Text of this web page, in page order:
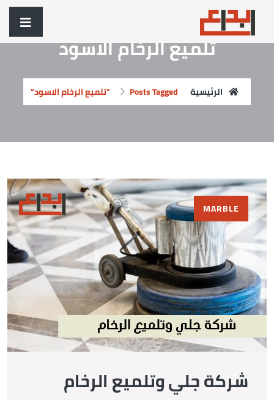
تلميع الرخام الاسود
الرئيسية Posts Tagged "تلميع الرخام الاسود"
MARBLE
شركة جلي وتلميع الرخام